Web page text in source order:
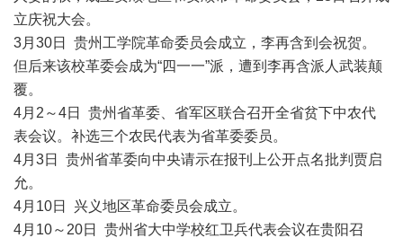
立庆祝大会。
3月30日 贵州工学院革命委员会成立，李再含到会祝贺。
但后来该校革委会成为“四一一”派，遭到李再含派人武装颠
覆。
4月2～4日 贵州省革委、省军区联合召开全省贫下中农代
表会议。补选三个农民代表为省革委委员。
4月3日 贵州省革委向中央请示在报刊上公开点名批判贾启
允。
4月10日 兴义地区革命委员会成立。
4月10～20日 贵州省大中学校红卫兵代表会议在贵阳召